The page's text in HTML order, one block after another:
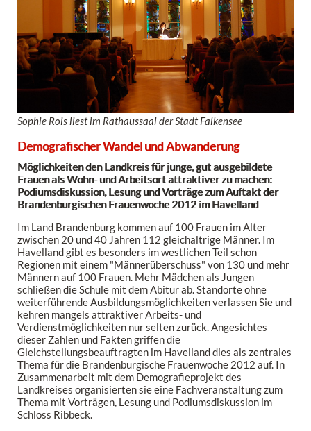
Sophie Rois liest im Rathaussaal der Stadt Falkensee
Demografischer Wandel und Abwanderung
Möglichkeiten den Landkreis für junge, gut ausgebildete
Frauen als Wohn- und Arbeitsort attraktiver zu machen:
Podiumsdiskussion, Lesung und Vorträge zum Auftakt der
Brandenburgischen Frauenwoche 2012 im Havelland
Im Land Brandenburg kommen auf 100 Frauen im Alter
zwischen 20 und 40 Jahren 112 gleichaltrige Männer. Im
Havelland gibt es besonders im westlichen Teil schon
Regionen mit einem "Männerüberschuss" von 130 und mehr
Männern auf 100 Frauen. Mehr Mädchen als Jungen
schließen die Schule mit dem Abitur ab. Standorte ohne
weiterführende Ausbildungsmöglichkeiten verlassen Sie und
kehren mangels attraktiver Arbeits- und
Verdienstmöglichkeiten nur selten zurück. Angesichtes
dieser Zahlen und Fakten griffen die
Gleichstellungsbeauftragten im Havelland dies als zentrales
Thema für die Brandenburgische Frauenwoche 2012 auf. In
Zusammenarbeit mit dem Demografieprojekt des
Landkreises organisierten sie eine Fachveranstaltung zum
Thema mit Vorträgen, Lesung und Podiumsdiskussion im
Schloss Ribbeck.